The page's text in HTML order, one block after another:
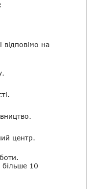
відповімо на
центр.
більше 10
відгук